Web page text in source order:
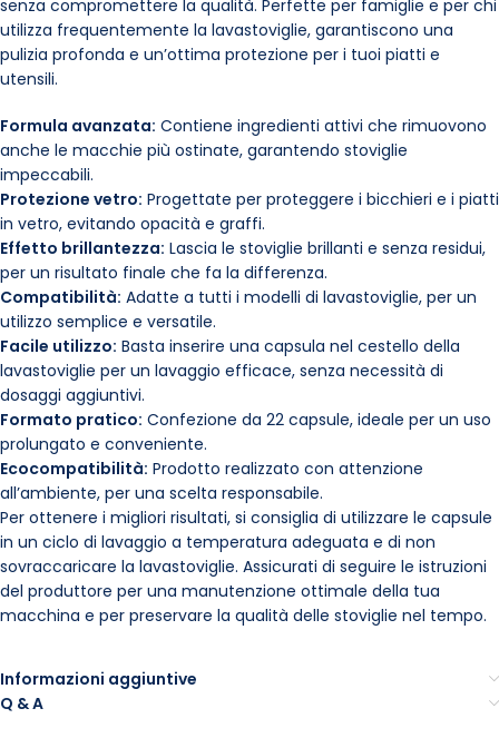
senza compromettere la qualità. Perfette per famiglie e per chi
utilizza frequentemente la lavastoviglie, garantiscono una
pulizia profonda e un’ottima protezione per i tuoi piatti e
utensili.
Formula avanzata: Contiene ingredienti attivi che rimuovono
anche le macchie più ostinate, garantendo stoviglie
impeccabili.
Protezione vetro: Progettate per proteggere i bicchieri e i piatti
in vetro, evitando opacità e graffi.
Effetto brillantezza: Lascia le stoviglie brillanti e senza residui,
per un risultato finale che fa la differenza.
Compatibilità: Adatte a tutti i modelli di lavastoviglie, per un
utilizzo semplice e versatile.
Facile utilizzo: Basta inserire una capsula nel cestello della
lavastoviglie per un lavaggio efficace, senza necessità di
dosaggi aggiuntivi.
Formato pratico: Confezione da 22 capsule, ideale per un uso
prolungato e conveniente.
Ecocompatibilità: Prodotto realizzato con attenzione
all’ambiente, per una scelta responsabile.
Per ottenere i migliori risultati, si consiglia di utilizzare le capsule
in un ciclo di lavaggio a temperatura adeguata e di non
sovraccaricare la lavastoviglie. Assicurati di seguire le istruzioni
del produttore per una manutenzione ottimale della tua
macchina e per preservare la qualità delle stoviglie nel tempo.
Informazioni aggiuntive
Q & A